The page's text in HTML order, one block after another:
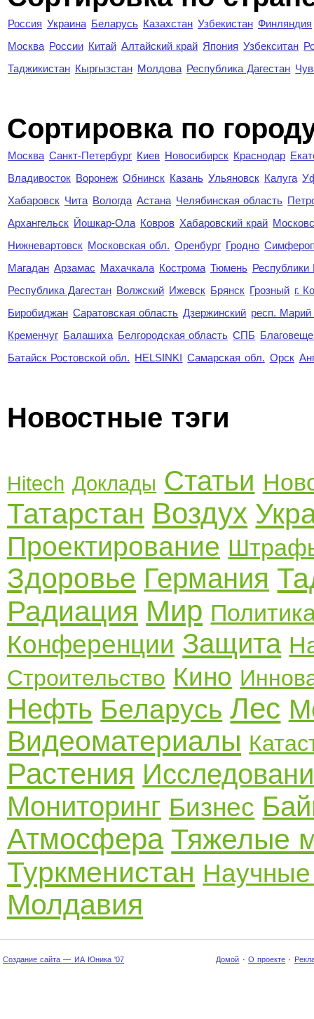
Россия Украина Беларусь Казахстан Узбекистан Финляндия
Москва России Китай Алтайский край Япония Узбекситан
Таджикистан Кыргызстан Молдова Республика Дагестан
Cортировка по
Москва Санкт-Петербург Киев Новосибирск Краснодар
Владивосток Воронеж Обнинск Казань Ульяновск Калуга
Хабаровск Чита Вологда Астана Челябинская область
Архангельск Йошкар-Ола Ковров Хабаровский край
Нижневартовск Московская обл. Оренбург Гродно
Магадан Арзамас Махачкала Кострома Тюмень Республики
Республика Дагестан Волжский Ижевск Брянск Грозный г.
Биробиджан Саратовская область Дзержинский респ.
Кременчуг Балашиха Белгородская область СПБ
Батайск Ростовской обл. HELSINKI Самарская обл. Орск
Новостные тэги
Hitech Доклады Статьи
Татарстан Воздух
Проектирование
Здоровье Германия
Радиация Мир
Конференции Защита
Строительство Кино
Нефть Беларусь Лес
Видеоматериалы
Растения
Мониторинг Бизнес
Атмосфера Тяжелые
Туркменистан Научные
Молдавия
Создание сайта — ИА Юника '07 Домой · О проекте ·